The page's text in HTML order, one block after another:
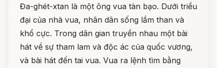
Đa-ghét-xtan là một ông vua tàn bạo. Dưới triều
đại của nhà vua, nhân dân sống lầm than và
khổ cực. Trong dân gian truyền nhau một bài
hát về sự tham lam và độc ác của quốc vương,
và bài hát đến tai vua. Vua ra lệnh tìm bằng